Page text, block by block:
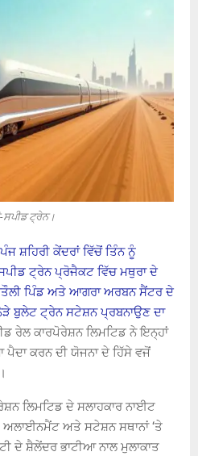
ਸਪੀਡ ਟ੍ਰੇਨ।
ਸ਼ਹਿਰੀ ਕੇਂਦਰਾਂ ਵਿੱਚੋਂ ਤਿੰਨ ਨੂੰ
ਟ੍ਰੇਨ ਪ੍ਰੋਜੈਕਟ ਵਿੱਚ ਮਥੁਰਾ ਦੇ
ਪਿੰਡ ਅਤੇ ਆਗਰਾ ਅਰਬਨ ਸੈਂਟਰ ਦੇ
ਬੁਲੇਟ ਟ੍ਰੇਨ ਸਟੇਸ਼ਨ ਪ੍ਰਬਨਾਉਣ ਦਾ
ਰੇਲ ਕਾਰਪੋਰੇਸ਼ਨ ਲਿਮਟਿਡ ਨੇ ਇਨ੍ਹਾਂ
ਕਰਨ ਦੀ ਯੋਜਨਾ ਦੇ ਹਿੱਸੇ ਵਜੋਂ
ਲਿਮਟਿਡ ਦੇ ਸਲਾਹਕਾਰ ਨਾਈਟ
ਅਤੇ ਸਟੇਸ਼ਨ ਸਥਾਨਾਂ ‘ਤੇ
ਦੇ ਸ਼ੈਲੇਂਦਰ ਭਾਟੀਆ ਨਾਲ ਮੁਲਾਕਾਤ